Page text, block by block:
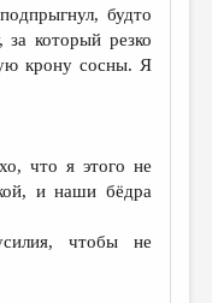
будто
за который резко
крону сосны. Я
что я этого не
и наши бёдра
чтобы не